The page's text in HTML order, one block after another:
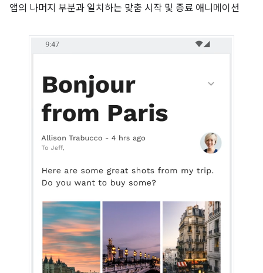
앱의 나머지 부분과 일치하는 맞춤 시작 및 종료 애니메이션